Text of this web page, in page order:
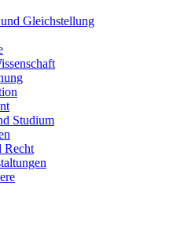
Gleichstellung
Studium
Recht